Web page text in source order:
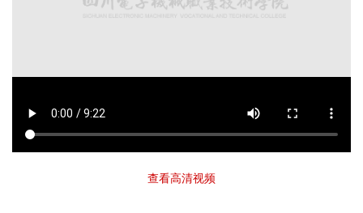
查看高清视频